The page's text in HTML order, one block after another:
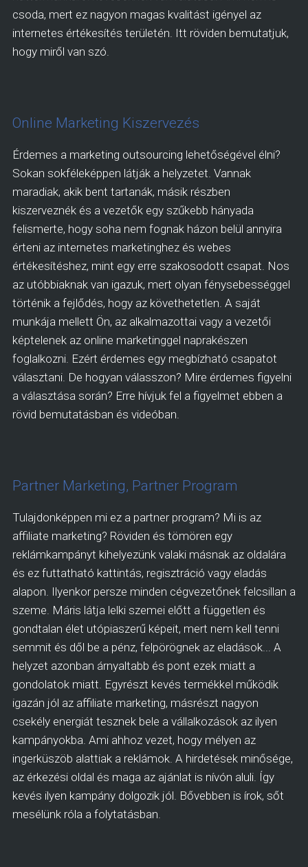
csoda, mert ez nagyon magas kvalitást igényel az
internetes értékesítés területén. Itt röviden bemutatjuk,
hogy miről van szó.
Online Marketing Kiszervezés
Érdemes a marketing outsourcing lehetőségével élni?
Sokan sokféleképpen látják a helyzetet. Vannak
maradiak, akik bent tartanák, másik részben
kiszerveznék és a vezetők egy szűkebb hányada
felismerte, hogy soha nem fognak házon belül annyira
érteni az internetes marketinghez és webes
értékesítéshez, mint egy erre szakosodott csapat. Nos
az utóbbiaknak van igazuk, mert olyan fénysebességgel
történik a fejlődés, hogy az követhetetlen. A saját
munkája mellett Ön, az alkalmazottai vagy a vezetői
képtelenek az online marketinggel naprakészen
foglalkozni. Ezért érdemes egy megbízható csapatot
választani. De hogyan válasszon? Mire érdemes figyelni
a választása során? Erre hívjuk fel a figyelmet ebben a
rövid bemutatásban és videóban.
Partner Marketing, Partner Program
Tulajdonképpen mi ez a partner program? Mi is az
affiliate marketing? Röviden és tömören egy
reklámkampányt kihelyezünk valaki másnak az oldalára
és ez futtatható kattintás, regisztráció vagy eladás
alapon. Ilyenkor persze minden cégvezetőnek felcsillan a
szeme. Máris látja lelki szemei előtt a független és
gondtalan élet utópiaszerű képeit, mert nem kell tenni
semmit és dől be a pénz, felpörögnek az eladások... A
helyzet azonban árnyaltabb és pont ezek miatt a
gondolatok miatt. Egyrészt kevés termékkel működik
igazán jól az affiliate marketing, másrészt nagyon
csekély energiát tesznek bele a vállalkozások az ilyen
kampányokba. Ami ahhoz vezet, hogy mélyen az
ingerküszöb alattiak a reklámok. A hirdetések minősége,
az érkezési oldal és maga az ajánlat is nívón aluli. Így
kevés ilyen kampány dolgozik jól. Bővebben is írok, sőt
mesélünk róla a folytatásban.